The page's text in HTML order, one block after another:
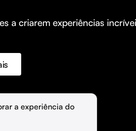
a criarem experiências
• 2026
a experiência do